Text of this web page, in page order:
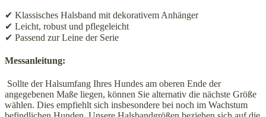
✔ Klassisches Halsband mit dekorativem Anhänger
✔ Leicht, robust und pflegeleicht
✔ Passend zur Leine der Serie
Messanleitung:
Sollte der Halsumfang Ihres Hundes am oberen Ende der
angegebenen Maße liegen, können Sie alternativ die nächste Größe
wählen. Dies empfiehlt sich insbesondere bei noch im Wachstum